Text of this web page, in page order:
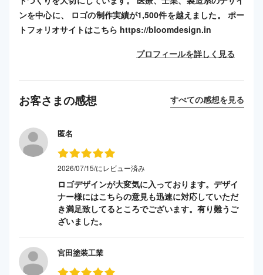
ンを中心に、 ロゴの制作実績が1,500件を越えました。 ポー
トフォリオサイトはこちら https://bloomdesign.in
プロフィールを詳しく見る
お客さまの感想 すべての感想を見る
匿名
2026/07/15/にレビュー済み
ロゴデザインが大変気に入っております。デザイ
ナー様にはこちらの意見も迅速に対応していただ
き満足致してるところでございます。有り難うご
ざいました。
宮田塗装工業